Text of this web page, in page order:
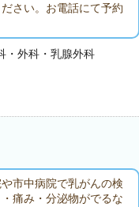
さい。お電話にて予約
・外科・乳腺外科
市中病院で乳がんの検
痛み・分泌物がでるな